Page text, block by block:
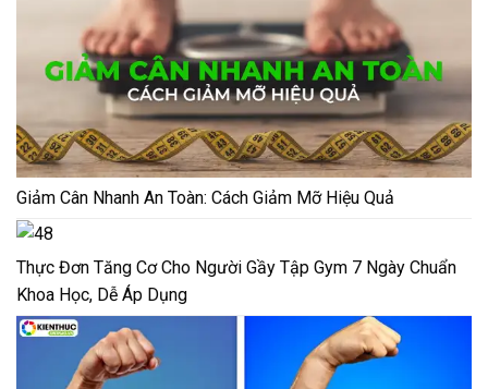
Giảm Cân Nhanh An Toàn: Cách Giảm Mỡ Hiệu Quả
Thực Đơn Tăng Cơ Cho Người Gầy Tập Gym 7 Ngày Chuẩn
Khoa Học, Dễ Áp Dụng